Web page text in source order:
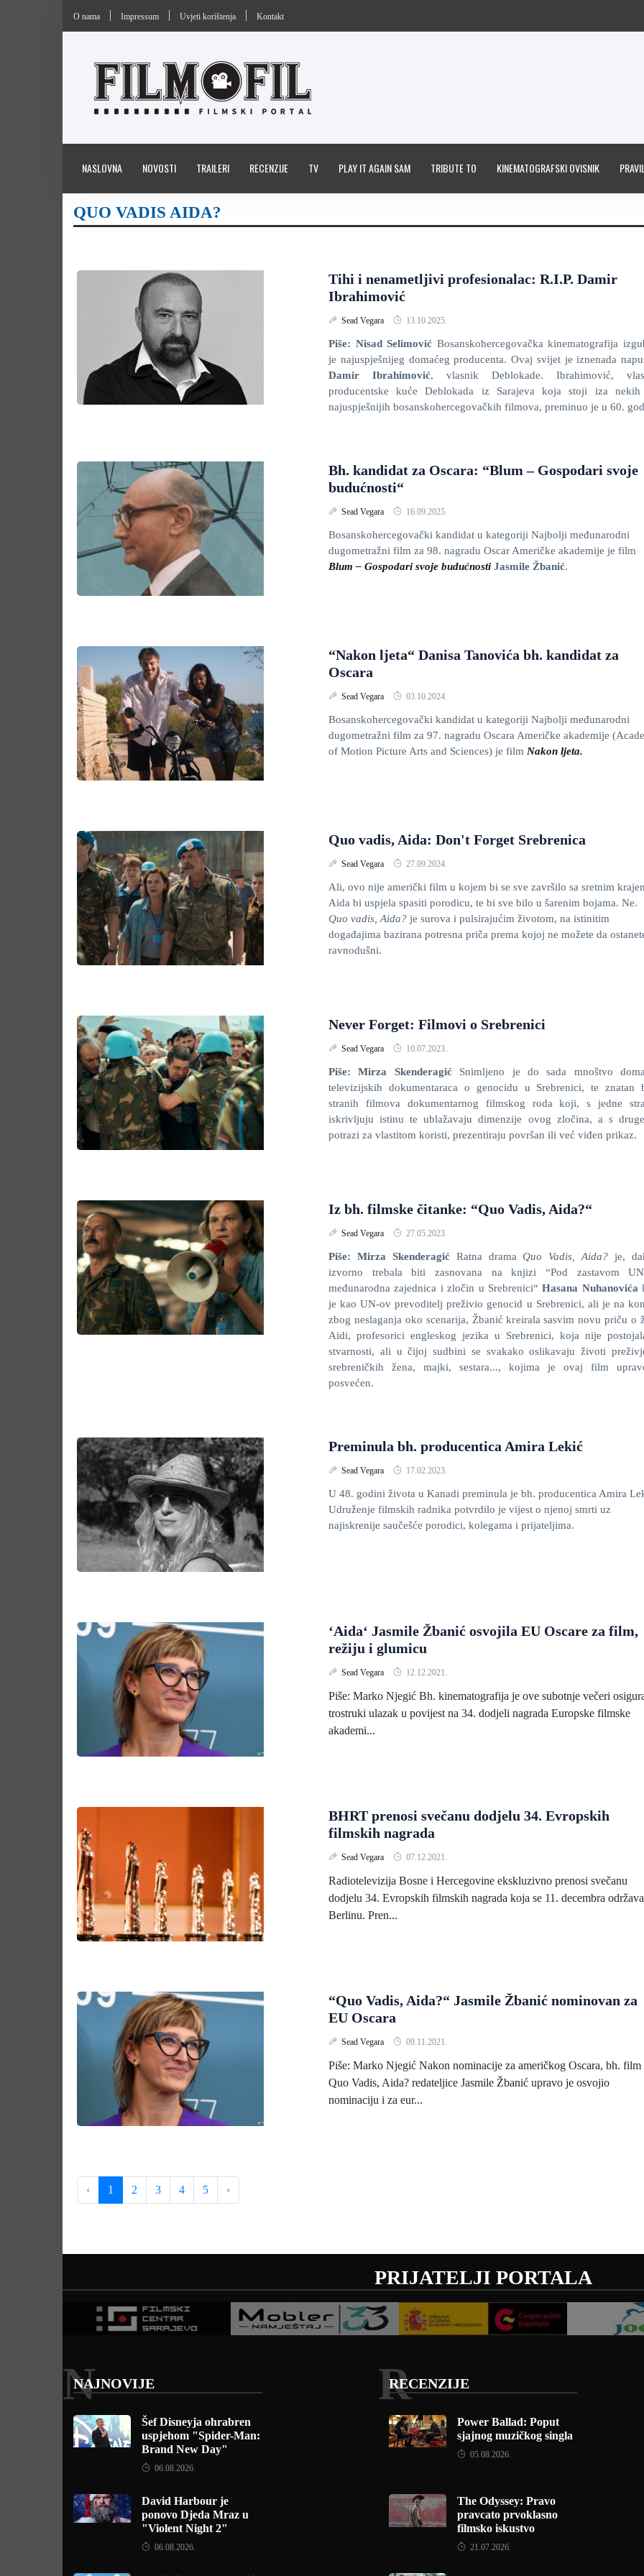
O nama Impressum Uvjeti korištenja Kontakt
NASLOVNA NOVOSTI TRAILERI RECENZIJE TV PLAY IT AGAIN SAM TRIBUTE TO KINEMATOGRAFSKI OVISNIK
QUO VADIS AIDA?
Tihi i nenametljivi profesionalac: R.I.P. Damir
Ibrahimović
Sead Vegara 13.10.2025.
Piše: Nisad Selimović Bosanskohercegovačka kinematografija
je najuspješnijeg domaćeg producenta. Ovaj svijet je iznenada
Damir Ibrahimović, vlasnik Deblokade. Ibrahimović,
producentske kuće Deblokada iz Sarajeva koja stoji iza
najuspješnijih bosanskohercegovačkih filmova, preminuo je u 60.
Bh. kandidat za Oscara: “Blum – Gospodari svoje
budućnosti“
Sead Vegara 16.09.2025.
Bosanskohercegovački kandidat u kategoriji Najbolji međunarodni
dugometražni film za 98. nagradu Oscar Američke akademije je film
Blum – Gospodari svoje budućnosti Jasmile Žbanić.
“Nakon ljeta“ Danisa Tanovića bh. kandidat za
Oscara
Sead Vegara 03.10.2024.
Bosanskohercegovački kandidat u kategoriji Najbolji međunarodni
dugometražni film za 97. nagradu Oscara Američke akademije
of Motion Picture Arts and Sciences) je film Nakon ljeta.
Quo vadis, Aida: Don't Forget Srebrenica
Sead Vegara 27.09.2024.
Ali, ovo nije američki film u kojem bi se sve završilo sa sretnim
Aida bi uspjela spasiti porodicu, te bi sve bilo u šarenim bojama. Ne.
Quo vadis, Aida? je surova i pulsirajućim životom, na istinitim
događajima bazirana potresna priča prema kojoj ne možete da
ravnodušni.
Never Forget: Filmovi o Srebrenici
Sead Vegara 10.07.2023.
Piše: Mirza Skenderagić Snimljeno je do sada mnoštvo
televizijskih dokumentaraca o genocidu u Srebrenici, te znatan
stranih filmova dokumentarnog filmskog roda koji, s jedne
iskrivljuju istinu te ublažavaju dimenzije ovog zločina, a s
potrazi za vlastitom koristi, prezentiraju površan ili već viđen prikaz.
Iz bh. filmske čitanke: “Quo Vadis, Aida?“
Sead Vegara 27.05.2023.
Piše: Mirza Skenderagić Ratna drama Quo Vadis, Aida?je,
izvorno trebala biti zasnovana na knjizi “Pod zastavom
međunarodna zajednica i zločin u Srebrenici“Hasana Nuhanovića
je kao UN-ov prevoditelj preživio genocid u Srebrenici, ali je na
zbog neslaganja oko scenarija, Žbanić kreirala sasvim novu priču o
Aidi, profesorici engleskog jezika u Srebrenici, koja nije
stvarnosti, ali u čijoj sudbini se svakako oslikavaju životi
srebreničkih žena, majki, sestara..., kojima je ovaj film
posvećen.
Preminula bh. producentica Amira Lekić
Sead Vegara 17.02.2023.
U 48. godini života u Kanadi preminula je bh. producentica Amira
Udruženje filmskih radnika potvrdilo je vijest o njenoj smrti uz
najiskrenije saučešće porodici, kolegama i prijateljima.
‘Aida‘ Jasmile Žbanić osvojila EU Oscare za film,
režiju i glumicu
Sead Vegara 12.12.2021.
Piše: Marko Njegić Bh. kinematografija je ove subotnje večeri
trostruki ulazak u povijest na 34. dodjeli nagrada Europske filmske
akademi...
BHRT prenosi svečanu dodjelu 34. Evropskih
filmskih nagrada
Sead Vegara 07.12.2021.
Radiotelevizija Bosne i Hercegovine ekskluzivno prenosi svečanu
dodjelu 34. Evropskih filmskih nagrada koja se 11. decembra
Berlinu. Pren...
“Quo Vadis, Aida?“ Jasmile Žbanić nominovan za
EU Oscara
Sead Vegara 09.11.2021.
Piše: Marko Njegić Nakon nominacije za američkog Oscara, bh. film
Quo Vadis, Aida? redateljice Jasmile Žbanić upravo je osvojio
nominaciju i za eur...
‹ 1 2 3 4 5 ›
PRIJATELJI PORTALA
NAJNOVIJE
N
Šef Disneyja ohrabren
uspjehom "Spider-Man:
Brand New Day"
06.08.2026.
David Harbour je
ponovo Djeda Mraz u
"Violent Night 2"
06.08.2026.
RECENZIJE
R
Power Ballad: Poput
sjajnog muzičkog singla
05.08.2026.
The Odyssey: Pravo
pravcato prvoklasno
filmsko iskustvo
21.07.2026.